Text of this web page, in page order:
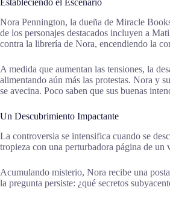
Estableciendo el Escenario
Nora Pennington, la dueña de Miracle
de los personajes destacados incluyen a
contra la librería de Nora, encendiendo la
A medida que aumentan las tensiones, la
alimentando aún más las protestas. Nora y
se avecina. Poco saben que sus buenas
Un Descubrimiento Impactante
La controversia se intensifica cuando se
tropieza con una perturbadora página de un
Acumulando misterio, Nora recibe una
la pregunta persiste: ¿qué secretos